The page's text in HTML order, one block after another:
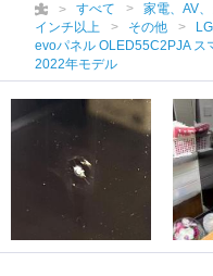
すべて 家電、AV
インチ以上
その他
evoパネル OLED55C2PJA
2022年モデル